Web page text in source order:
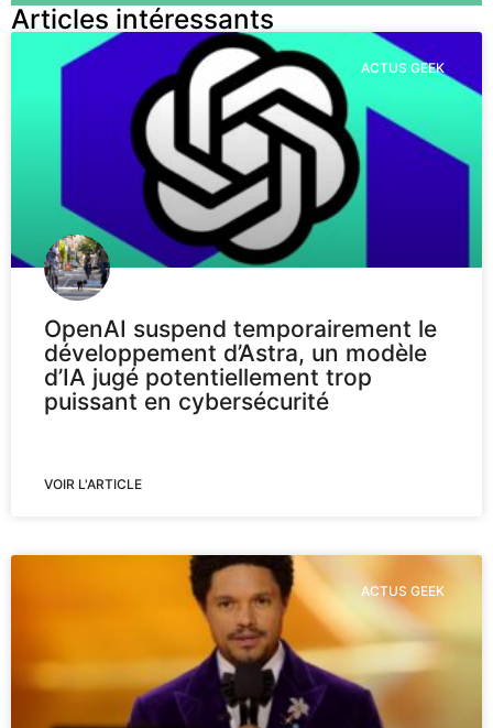
Articles intéressants
ACTUS GEEK
OpenAI suspend temporairement le
développement d’Astra, un modèle
d’IA jugé potentiellement trop
puissant en cybersécurité
VOIR L'ARTICLE
ACTUS GEEK